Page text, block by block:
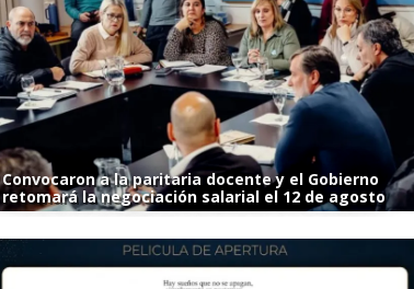
Convocaron a la paritaria docente y el Gobierno
retomará la negociación salarial el 12 de agosto